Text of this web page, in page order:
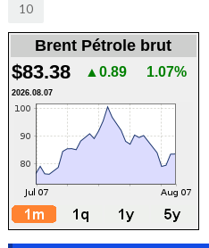
10
Brent Pétrole brut
$83.38 ▲0.89 1.07%
2026.08.07